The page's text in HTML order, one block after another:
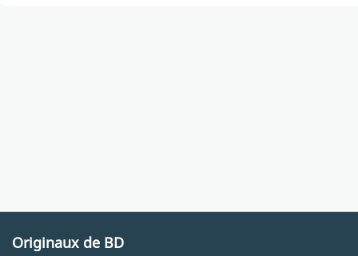
Originaux de BD